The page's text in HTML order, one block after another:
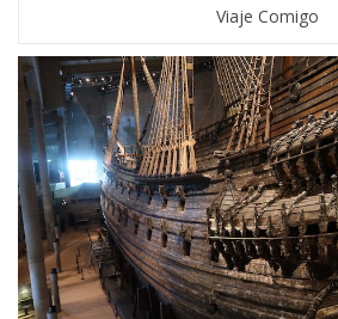
Viaje Comigo